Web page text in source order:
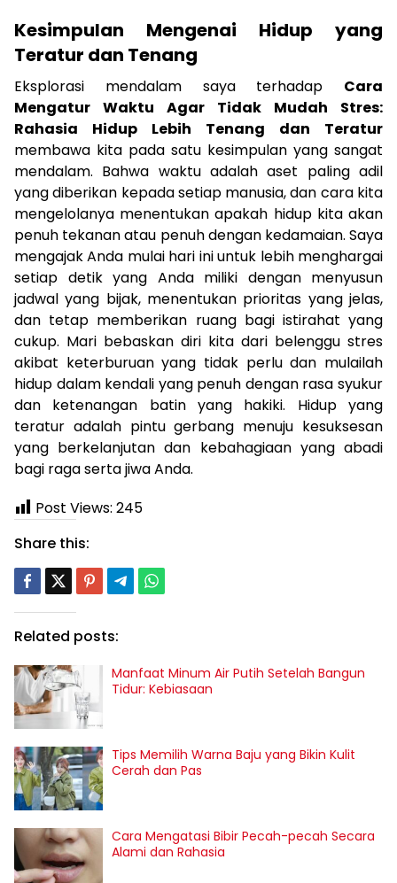
Kesimpulan Mengenai Hidup yang
Teratur dan Tenang
Eksplorasi mendalam saya terhadap Cara
Mengatur Waktu Agar Tidak Mudah Stres:
Rahasia Hidup Lebih Tenang dan Teratur
membawa kita pada satu kesimpulan yang sangat
mendalam. Bahwa waktu adalah aset paling adil
yang diberikan kepada setiap manusia, dan cara kita
mengelolanya menentukan apakah hidup kita akan
penuh tekanan atau penuh dengan kedamaian. Saya
mengajak Anda mulai hari ini untuk lebih menghargai
setiap detik yang Anda miliki dengan menyusun
jadwal yang bijak, menentukan prioritas yang jelas,
dan tetap memberikan ruang bagi istirahat yang
cukup. Mari bebaskan diri kita dari belenggu stres
akibat keterburuan yang tidak perlu dan mulailah
hidup dalam kendali yang penuh dengan rasa syukur
dan ketenangan batin yang hakiki. Hidup yang
teratur adalah pintu gerbang menuju kesuksesan
yang berkelanjutan dan kebahagiaan yang abadi
bagi raga serta jiwa Anda.
Post Views: 245
Share this:
Related posts:
Manfaat Minum Air Putih Setelah Bangun
Tidur: Kebiasaan
Tips Memilih Warna Baju yang Bikin Kulit
Cerah dan Pas
Cara Mengatasi Bibir Pecah-pecah Secara
Alami dan Rahasia